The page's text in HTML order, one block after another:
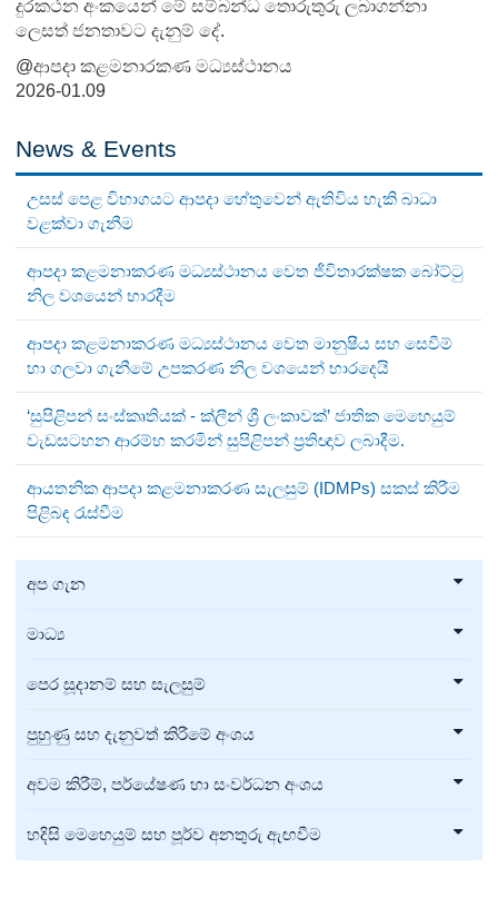
දුරකථන අංකයෙන් මේ සම්බන්ධ තොරුතුරු ලබාගන්නා
ලෙසත් ජනතාවට දැනුම් දේ.
@ආපදා කළමනාරකණ මධ්‍යස්ථානය
2026-01.09
News & Events
උසස් පෙළ විභාගයට ආපදා හේතුවෙන් ඇතිවිය හැකි බාධා
වළක්වා ගැනීම
ආපදා කළමනාකරණ මධ්‍යස්ථානය වෙත ජීවිතාරක්ෂක බෝට්ටු
නිල වශයෙන් භාරදීම
ආපදා කළමනාකරණ මධ්‍යස්ථානය වෙත මානුෂීය සහ සෙවීම්
හා ගලවා ගැනීමේ උපකරණ නිල වශයෙන් භාරදෙයි
‘සුපිළිපන් සංස්කෘතියක් - ක්ලීන් ශ්‍රී ලංකාවක්’ ජාතික මෙහෙයුම්
වැඩසටහන ආරම්භ කරමින් සුපිළිපන් ප්‍රතිඥාව ලබාදීම.
ආයතනික ආපදා කළමනාකරණ සැලසුම් (IDMPs) සකස් කිරීම
පිළිබඳ රැස්වීම
අප ගැන
මාධ්‍ය
පෙර සූදානම් සහ සැලසුම්
පුහුණු සහ දැනුවත් කිරීමේ අංශය
අවම කිරීම්, පර්යේෂණ හා සංවර්ධන අංශය
හදිසි මෙහෙයුම් සහ පූර්ව අනතුරු ඇඟවීම